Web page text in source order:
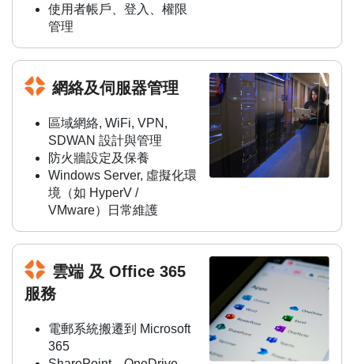
使用者帳戶、登入、權限
管理
網絡及伺服器管理
區域網絡, WiFi, VPN,
SDWAN 設計與管理
防火牆設定及保養
Windows Server, 虛擬化環
境（如 HyperV /
VMware）日常維護
雲端 及 Office 365
服務
電郵系統搬遷到 Microsoft
365